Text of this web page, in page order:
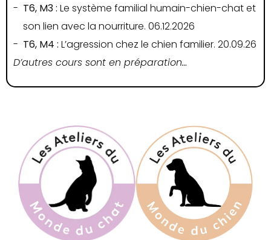
T6, M3 : Le système familial humain-chien-chat et
son lien avec la nourriture. 06.12.2026
T6, M4 : L’agression chez le chien familier. 20.09.26
D’autres cours sont en préparation…